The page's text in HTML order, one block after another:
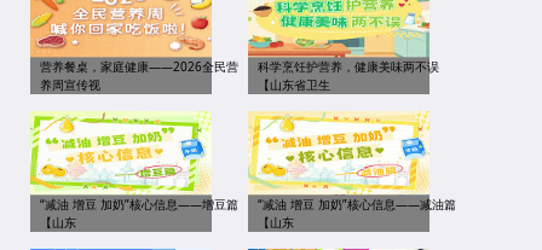
营养餐桌，家庭健康——2026全民营
养周宣传视
科学烹饪护营养，健康美味两不误
【山东省卫生
“减油 增豆 加奶”核心信息——增豆篇
【山东
“减油 增豆 加奶”核心信息——减油篇
【山东